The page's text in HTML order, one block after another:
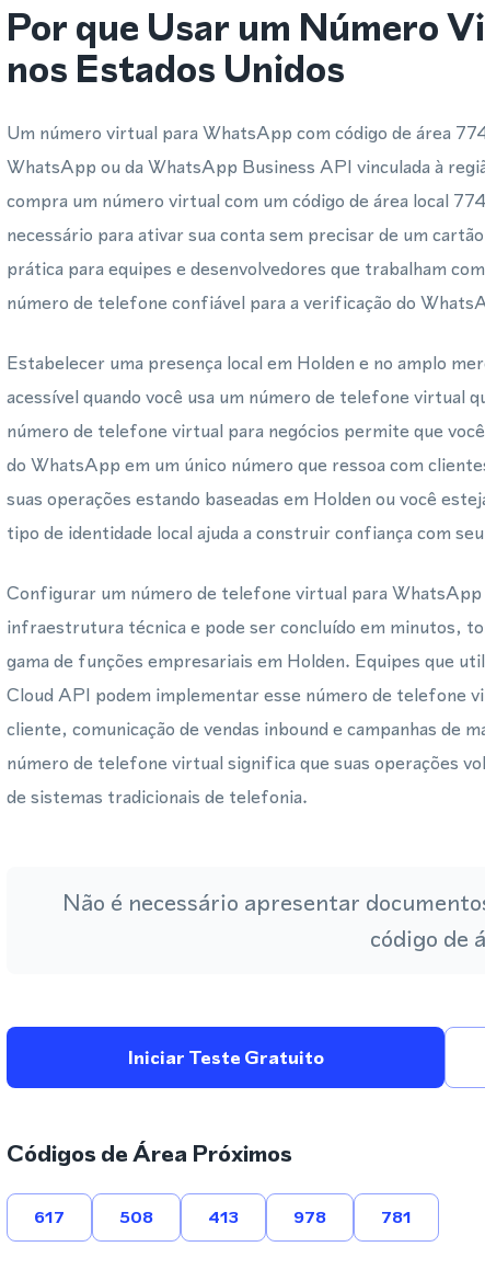
Por que Usar um Número
nos Estados Unidos
Um número virtual para WhatsApp com código de área
WhatsApp ou da WhatsApp Business API vinculada à
compra um número virtual com um código de área local
necessário para ativar sua conta sem precisar de um
prática para equipes e desenvolvedores que trabalham
número de telefone confiável para a verificação do
Estabelecer uma presença local em Holden e no amplo
acessível quando você usa um número de telefone virtual
número de telefone virtual para negócios permite que
do WhatsApp em um único número que ressoa com
suas operações estando baseadas em Holden ou você
tipo de identidade local ajuda a construir confiança com
Configurar um número de telefone virtual para WhatsApp
infraestrutura técnica e pode ser concluído em minutos,
gama de funções empresariais em Holden. Equipes que
Cloud API podem implementar esse número de telefone
cliente, comunicação de vendas inbound e campanhas de
número de telefone virtual significa que suas operações
de sistemas tradicionais de telefonia.
Não é necessário apresentar
código de
Iniciar Teste Gratuito
Códigos de Área Próximos
617 508 413 978 781